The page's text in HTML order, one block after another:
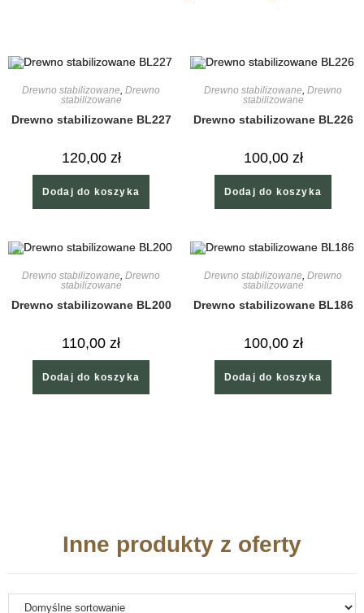
Drewno stabilizowane, Drewno
stabilizowane
Drewno stabilizowane BL227
120,00 zł
Dodaj do koszyka
Drewno stabilizowane, Drewno
stabilizowane
Drewno stabilizowane BL226
100,00 zł
Dodaj do koszyka
Drewno stabilizowane, Drewno
stabilizowane
Drewno stabilizowane BL200
110,00 zł
Dodaj do koszyka
Drewno stabilizowane, Drewno
stabilizowane
Drewno stabilizowane BL186
100,00 zł
Dodaj do koszyka
Inne produkty z oferty